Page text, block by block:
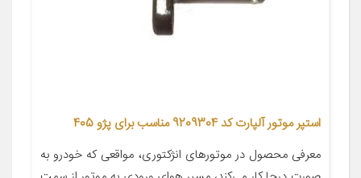
استپر موتور آلپارت کد 9209304 مناسب برای پژو 405
معرفی محصول در موتورهای انژکتوری، مواقعی که خودرو به